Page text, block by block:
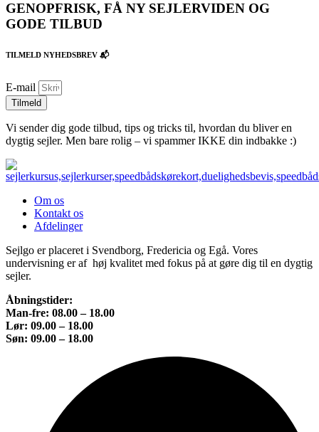
GENOPFRISK, FÅ NY SEJLERVIDEN OG
GODE TILBUD
TILMELD NYHEDSBREV 📬
E-mail
Tilmeld
Vi sender dig gode tilbud, tips og tricks til, hvordan du bliver en
dygtig sejler. Men bare rolig – vi spammer IKKE din indbakke :)
Om os
Kontakt os
Afdelinger
Sejlgo er placeret i Svendborg, Fredericia og Egå. Vores
undervisning er af høj kvalitet med fokus på at gøre dig til en dygtig
sejler.
Åbningstider:
Man-fre: 08.00 – 18.00
Lør: 09.00 – 18.00
Søn: 09.00 – 18.00